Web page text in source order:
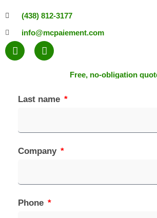
(438) 812-3177
info@mcpaiement.com
Free, no-obligation
Last name
Company
Phone